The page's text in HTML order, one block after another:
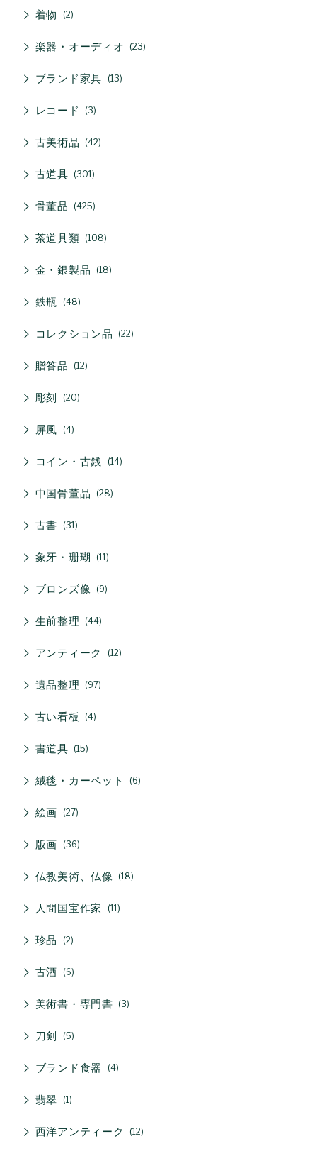
着物 2
楽器・オーディオ 23
ブランド家具 13
レコード 3
古美術品 42
古道具 301
骨董品 425
茶道具類 108
金・銀製品 18
鉄瓶 48
コレクション品 22
贈答品 12
彫刻 20
屏風 4
コイン・古銭 14
中国骨董品 28
古書 31
象牙・珊瑚 11
ブロンズ像 9
生前整理 44
アンティーク 12
遺品整理 97
古い看板 4
書道具 15
絨毯・カーペット 6
絵画 27
版画 36
仏教美術、仏像 18
人間国宝作家 11
珍品 2
古酒 6
美術書・専門書 3
刀剣 5
ブランド食器 4
翡翠 1
西洋アンティーク 12